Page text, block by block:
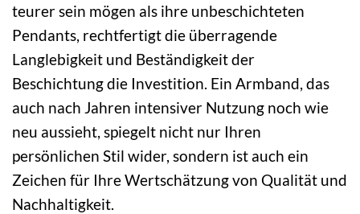
teurer sein mögen als ihre unbeschichteten
Pendants, rechtfertigt die überragende
Langlebigkeit und Beständigkeit der
Beschichtung die Investition. Ein Armband, das
auch nach Jahren intensiver Nutzung noch wie
neu aussieht, spiegelt nicht nur Ihren
persönlichen Stil wider, sondern ist auch ein
Zeichen für Ihre Wertschätzung von Qualität und
Nachhaltigkeit.